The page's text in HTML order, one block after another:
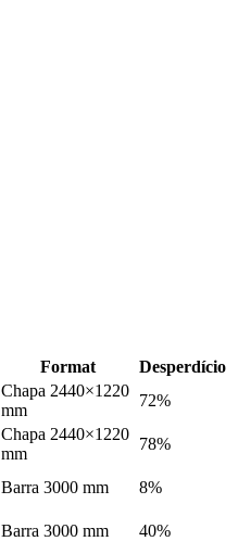
Format
Desperdício
Chapa 2440×1220
mm
72%
Chapa 2440×1220
mm
78%
Barra 3000 mm
8%
Barra 3000 mm
40%